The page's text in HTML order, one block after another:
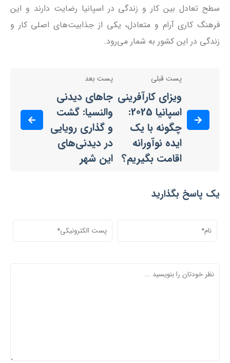
سطح تعادل بین کار و زندگی در اسپانیا رضایت دارند و این
فرهنگ کاری آرام و متعادل، یکی از جذابیت‌های اصلی کار و
زندگی در این کشور به شمار می‌رود.
پست قبلی
ویزای کارآفرینی
اسپانیا 2025:
چگونه با یک
ایده نوآورانه
اقامت بگیریم؟
پست بعد
جاهای دیدنی
والنسیا: گشت
و گذاری رویایی
در دیدنی‌های
این شهر
یک پاسخ بگذارید